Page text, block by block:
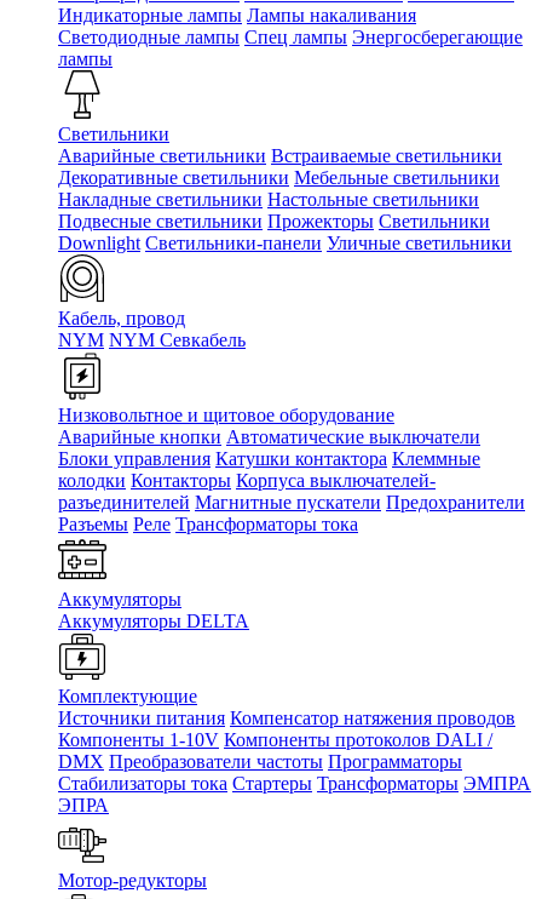
Индикаторные лампы Лампы накаливания
Светодиодные лампы Спец лампы Энергосберегающие
лампы
Светильники
Аварийные светильники Встраиваемые светильники
Декоративные светильники Мебельные светильники
Накладные светильники Настольные светильники
Подвесные светильники Прожекторы Светильники
Downlight Светильники-панели Уличные светильники
Кабель, провод
NYM NYM Севкабель
Низковольтное и щитовое оборудование
Аварийные кнопки Автоматические выключатели
Блоки управления Катушки контактора Клеммные
колодки Контакторы Корпуса выключателей-
разъединителей Магнитные пускатели Предохранители
Разъемы Реле Трансформаторы тока
Аккумуляторы
Аккумуляторы DELTA
Комплектующие
Источники питания Компенсатор натяжения проводов
Компоненты 1-10V Компоненты протоколов DALI /
DMX Преобразователи частоты Программаторы
Стабилизаторы тока Стартеры Трансформаторы ЭМПРА
ЭПРА
Мотор-редукторы